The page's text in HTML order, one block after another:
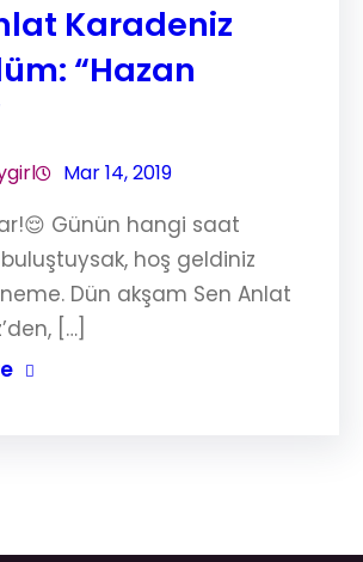
Karadeniz
“Hazan
Mar 14, 2019
Günün hangi saat
hoş geldiniz
Dün akşam Sen Anlat
[…]